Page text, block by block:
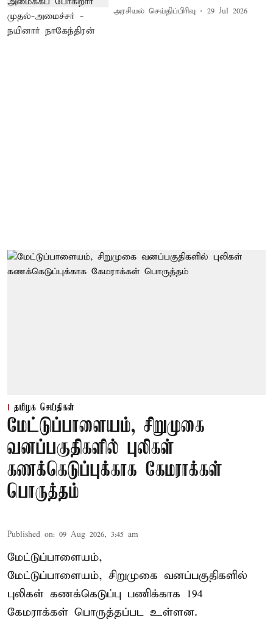
அரசியல் செய்திப்பிரிவு 29 Jul 2026
தமிழக செய்திகள்
மேட்டுப்பாளையம், சிறுமுகை
வனப்பகுதிகளில் புலிகள்
கணக்கெடுப்புக்காக கேமராக்கள்
பொருத்தம்
Published on: 09 Aug 2026, 3:45 am
மேட்டுப்பாளையம்,
மேட்டுப்பாளையம், சிறுமுகை வனப்பகுதிகளில்
புலிகள் கணக்கெடுப்பு பணிக்காக 194
கேமராக்கள் பொருத்தப்பட உள்ளன.